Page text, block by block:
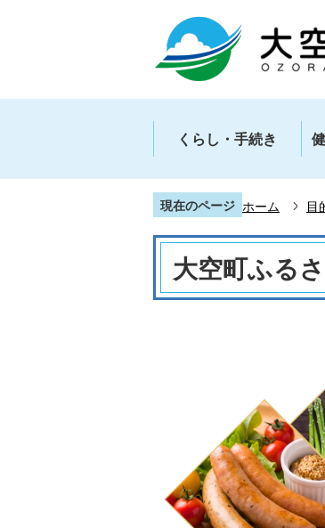
くらし・手続き
現在のページ ホーム 目
大空町ふる